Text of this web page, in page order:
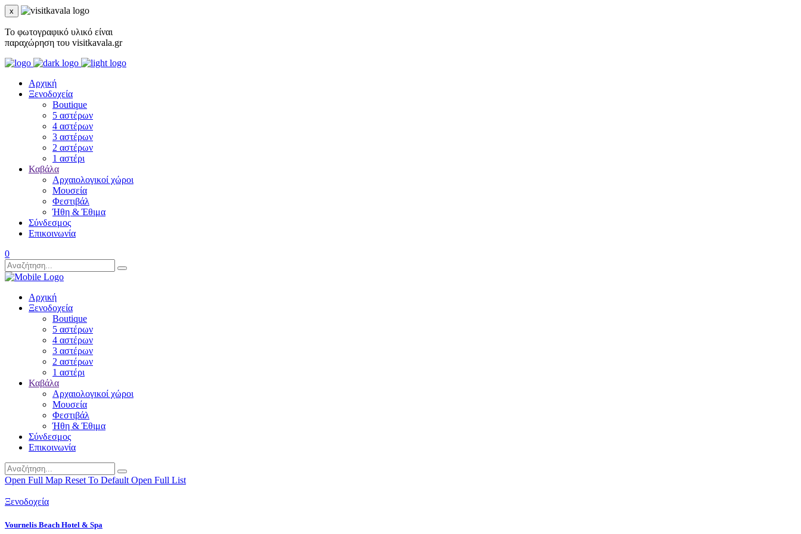
x
Το φωτογραφικό υλικό είναι
παραχώρηση του visitkavala.gr
Αρχική
Ξενοδοχεία
Boutique
5 αστέρων
4 αστέρων
3 αστέρων
2 αστέρων
1 αστέρι
Καβάλα
Αρχαιολογικοί χώροι
Μουσεία
Φεστιβάλ
Ήθη & Έθιμα
Σύνδεσμος
Επικοινωνία
0
Αρχική
Ξενοδοχεία
Boutique
5 αστέρων
4 αστέρων
3 αστέρων
2 αστέρων
1 αστέρι
Καβάλα
Αρχαιολογικοί χώροι
Μουσεία
Φεστιβάλ
Ήθη & Έθιμα
Σύνδεσμος
Επικοινωνία
Open Full Map Reset To Default Open Full List
Ξενοδοχεία
Vournelis Beach Hotel & Spa